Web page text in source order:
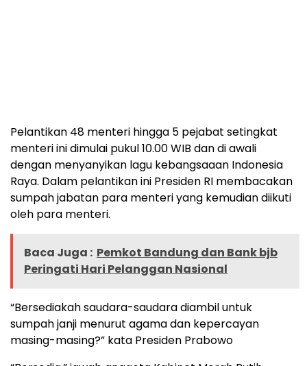
Pelantikan 48 menteri hingga 5 pejabat setingkat
menteri ini dimulai pukul 10.00 WIB dan di awali
dengan menyanyikan lagu kebangsaaan Indonesia
Raya. Dalam pelantikan ini Presiden RI membacakan
sumpah jabatan para menteri yang kemudian diikuti
oleh para menteri.
Baca Juga : Pemkot Bandung dan Bank bjb
Peringati Hari Pelanggan Nasional
“Bersediakah saudara-saudara diambil untuk
sumpah janji menurut agama dan kepercayan
masing-masing?” kata Presiden Prabowo